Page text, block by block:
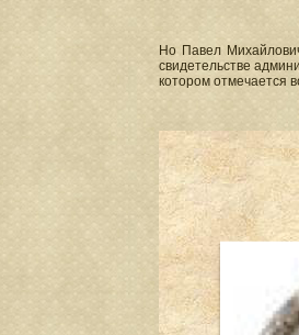
Но Павел
свидетельстве
котором отмечается